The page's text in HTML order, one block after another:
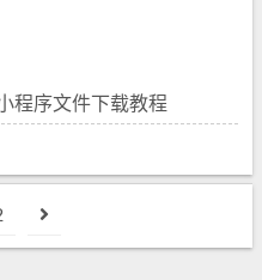
程序文件下载教程